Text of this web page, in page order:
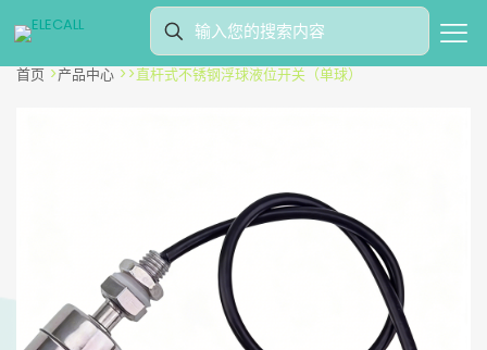
首页 >产品中心 >>直杆式不锈钢浮球液位开关（单球）